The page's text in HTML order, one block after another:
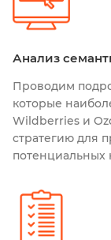
Анализ
Проводим
которые
Wildberries и
стратегию для
потенциальных